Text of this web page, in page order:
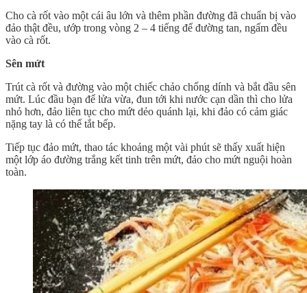
Cho cà rốt vào một cái âu lớn và thêm phần đường đã chuẩn bị vào
đảo thật đều, ướp trong vòng 2 – 4 tiếng để đường tan, ngấm đều
vào cà rốt.
Sên mứt
Trút cà rốt và đường vào một chiếc chảo chống dính và bắt đầu sên
mứt. Lúc đầu bạn để lửa vừa, đun tới khi nước cạn dần thì cho lửa
nhỏ hơn, đảo liên tục cho mứt dẻo quánh lại, khi đảo có cảm giác
nặng tay là có thể tắt bếp.
Tiếp tục đảo mứt, thao tác khoảng một vài phút sẽ thấy xuất hiện
một lớp áo đường trắng kết tinh trên mứt, đảo cho mứt nguội hoàn
toàn.